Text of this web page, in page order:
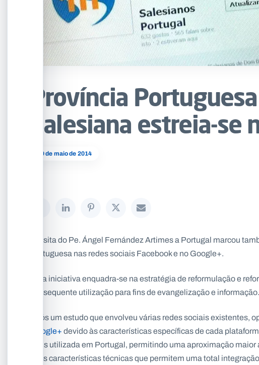
19 de maio de 2014
Província
Salesiana estreia-se
A visita do Pe. Ángel Fernández Artimes a Portugal marcou
Portuguesa nas redes sociais Facebook e no Google+.
Esta iniciativa enquadra-se na estratégia de reformulação e
consequente utilização para fins de evangelização e informação.
Após um estudo que envolveu várias redes sociais existentes,
Google+devido às características específicas de cada
mais utilizada em Portugal, permitindo uma aproximação
suas características técnicas que permitem uma total